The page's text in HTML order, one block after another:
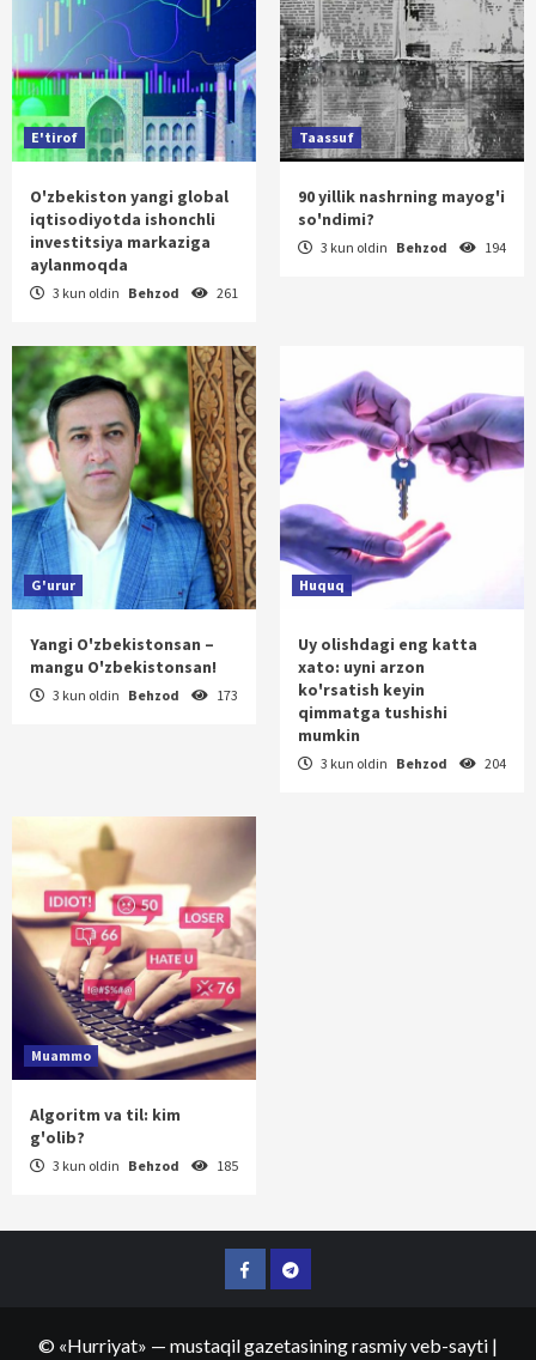
E'tirof
O'zbekiston yangi global
iqtisodiyotda ishonchli
investitsiya markaziga
aylanmoqda
3 kun oldin Behzod 261
Taassuf
90 yillik nashrning mayog'i
so'ndimi?
3 kun oldin Behzod 194
G'urur
Yangi O'zbekistonsan –
mangu O'zbekistonsan!
3 kun oldin Behzod 173
Huquq
Uy olishdagi eng katta
xato: uyni arzon
ko'rsatish keyin
qimmatga tushishi
mumkin
3 kun oldin Behzod 204
Muammo
Algoritm va til: kim
g'olib?
3 kun oldin Behzod 185
FacebookTelegram
© «Hurriyat» — mustaqil gazetasining rasmiy veb-sayti |